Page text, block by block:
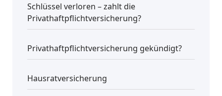
Schlüssel verloren – zahlt die
Privathaftpflichtversicherung?
Privathaftpflichtversicherung gekündigt?
Hausratversicherung